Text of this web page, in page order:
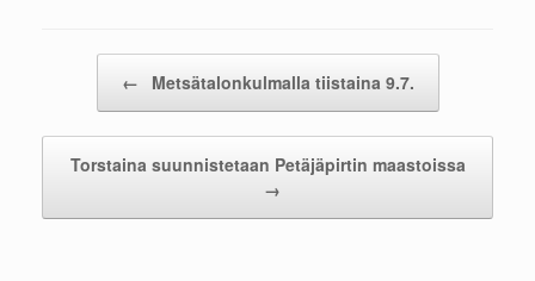
← Metsätalonkulmalla tiistaina 9.7.
Torstaina suunnistetaan Petäjäpirtin maastoissa
→